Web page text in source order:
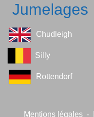
Jumelages
Chudleigh
Silly
Rottendorf
Mentions légales -